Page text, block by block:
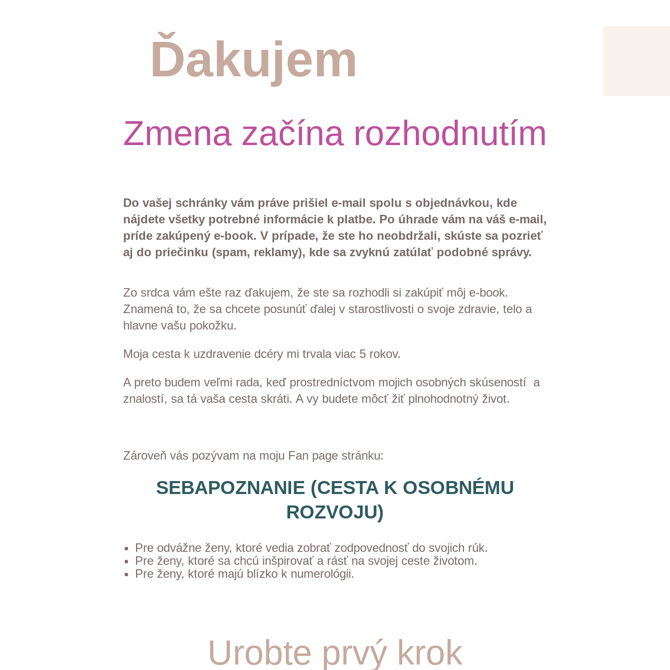
Ďakujem
Zmena začína rozhodnutím
Do vašej schránky vám práve prišiel e-mail spolu s objednávkou, kde
nájdete všetky potrebné informácie k platbe. Po úhrade vám na váš e-mail,
príde zakúpený e-book. V prípade, že ste ho neobdržali, skúste sa pozrieť
aj do priečinku (spam, reklamy), kde sa zvyknú zatúlať podobné správy.
Zo srdca vám ešte raz ďakujem, že ste sa rozhodli si zakúpiť môj e-book.
Znamená to, že sa chcete posunúť ďalej v starostlivosti o svoje zdravie, telo a
hlavne vašu pokožku.
Moja cesta k uzdravenie dcéry mi trvala viac 5 rokov.
A preto budem veľmi rada, keď prostredníctvom mojich osobných skúseností a
znalostí, sa tá vaša cesta skráti. A vy budete môcť žiť plnohodnotný život.
Zároveň vás pozývam na moju Fan page stránku:
SEBAPOZNANIE (CESTA K OSOBNÉMU
ROZVOJU)
Pre odvážne ženy, ktoré vedia zobrať zodpovednosť do svojich rúk.
Pre ženy, ktoré sa chcú inšpirovať a rásť na svojej ceste životom.
Pre ženy, ktoré majú blízko k numerológii.
Urobte prvý krok